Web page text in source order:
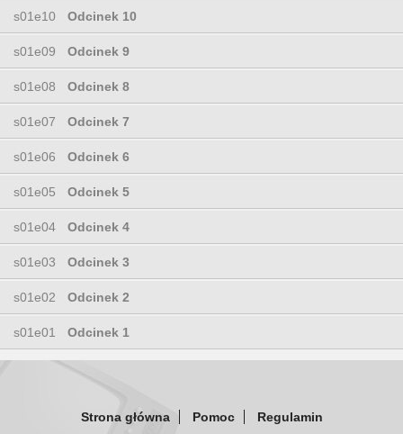
s01e10 Odcinek 10
s01e09 Odcinek 9
s01e08 Odcinek 8
s01e07 Odcinek 7
s01e06 Odcinek 6
s01e05 Odcinek 5
s01e04 Odcinek 4
s01e03 Odcinek 3
s01e02 Odcinek 2
s01e01 Odcinek 1
Strona główna Pomoc Regulamin